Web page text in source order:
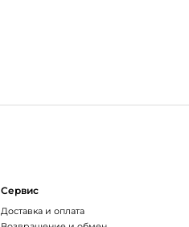
Сервис
Доставка и оплата